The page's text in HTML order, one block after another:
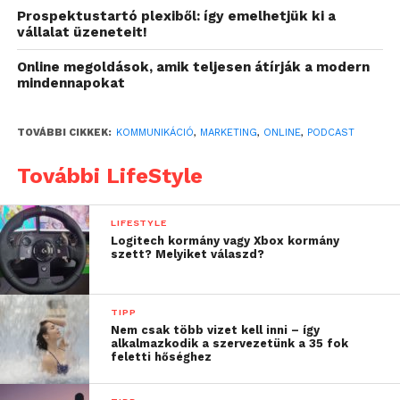
műsorkészítés minden részfolyamatában.
A podcast előnyei a fizetett
hirdetésekhez hasonlítva
A podcast a fizetett hirdetésekhez hasonlítva azért
hogy ez a célközönség számára visszatetsző lenne. A
reklámok azzal, hogy direkt módon a közönségre
erőltetik a termékeket vagy szolgáltatásokat, nem
hozzák meg a kívánt hatást az egyre intelligensebb
és tudatosabb médiafogyasztó társadalomban.
A podcasteken keresztül azonban növelheted a
márkaismertséget például úgy, hogy a műsor
készítői, akik szakértők az adott témában, ajánlást
tesznek vagy beszélnek egy adott termékről.
Prospektustartó plexiből: így emelhetjük ki a
vállalat üzeneteit!
Online megoldások, amik teljesen átírják a modern
mindennapokat
TOVÁBBI CIKKEK: KOMMUNIKÁCIÓ, MARKETING, ONLINE, PODCAST
További LifeStyle
LIFESTYLE
Logitech kormány vagy Xbox kormány
szett? Melyiket válaszd?
TIPP
Nem csak több vizet kell inni – így
alkalmazkodik a szervezetünk a 35 fok
feletti hőséghez